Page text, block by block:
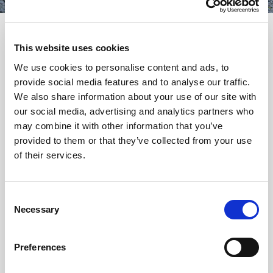
This website uses cookies
We use cookies to personalise content and ads, to
provide social media features and to analyse our traffic.
We also share information about your use of our site with
our social media, advertising and analytics partners who
may combine it with other information that you’ve
provided to them or that they’ve collected from your use
of their services.
Selection
Necessary
Preferences
OPEN. TRANSPARANT. EN
Ivoren torens en formeel gedoe? Daar houden we
niet van. In plaats daarvan zijn we open, eerlijk en
transparant. Een praatje bij het koffiezetapparaat
en een flauwe mop? Ja, graag. Een uitgebreide
borrel of een ander uitje? Ook daar draaien we
onze hand niet voor om. Brabantse gezelligheid
Daarnaast weten we natuurlijk ook hoe het is om
de handen uit de mouwen te steken. We werken
uitzendkrachten – waar te maken. Inclusief strakke